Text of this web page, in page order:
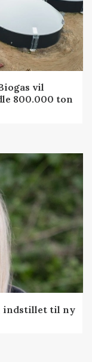
vil
800.000 ton
indstillet til ny